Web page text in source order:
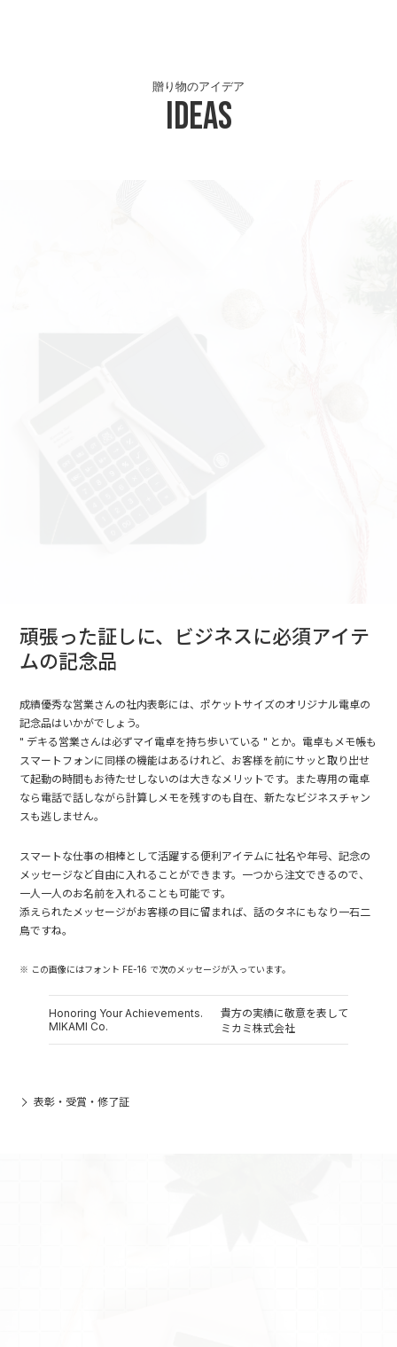
Ideas
贈り物のアイデア
頑張った証しに、ビジネスに必須アイテ
ムの記念品
成績優秀な営業さんの社内表彰には、ポケットサイズのオリジナル電卓の
記念品はいかがでしょう。
" デキる営業さんは必ずマイ電卓を持ち歩いている " とか。電卓もメモ帳も
スマートフォンに同様の機能はあるけれど、お客様を前にサッと取り出せ
て起動の時間もお待たせしないのは大きなメリットです。また専用の電卓
なら電話で話しながら計算しメモを残すのも自在、新たなビジネスチャン
スも逃しません。
スマートな仕事の相棒として活躍する便利アイテムに社名や年号、記念の
メッセージなど自由に入れることができます。一つから注文できるので、
一人一人のお名前を入れることも可能です。
添えられたメッセージがお客様の目に留まれば、話のタネにもなり一石二
鳥ですね。
※ この画像にはフォント FE-16 で次のメッセージが入っています。
Honoring Your Achievements.
MIKAMI Co.
貴方の実績に敬意を表して
ミカミ株式会社
表彰・受賞・修了証